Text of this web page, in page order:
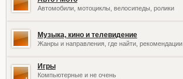
Автомобили, мотоциклы, велосипеды, ролики
Музыка, кино и телевидение
Жанры и направления, где найти, рекомендации
Игры
Компьютерные и не очень